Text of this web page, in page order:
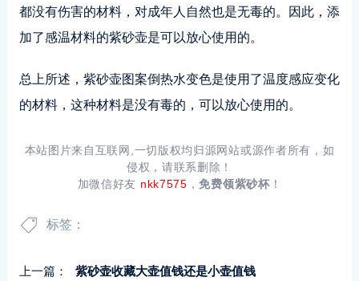
都没有伤害的材料，对成年人自然也是无毒的。因此，添
加了感温材料的紫砂壶是可以放心使用的。
总上所述，紫砂壶图案倒热水变色是使用了温度感应变化
的材料，这种材料是没有毒的，可以放心使用的。
本站图片来自互联网,一切版权均归源网站或源作者所有，如
侵权，请联系删除！
加微信好友 nkk7575 ，免费领紫砂杯！
标签：
上一篇：
紫砂壶收藏大壶值钱还是小壶值钱